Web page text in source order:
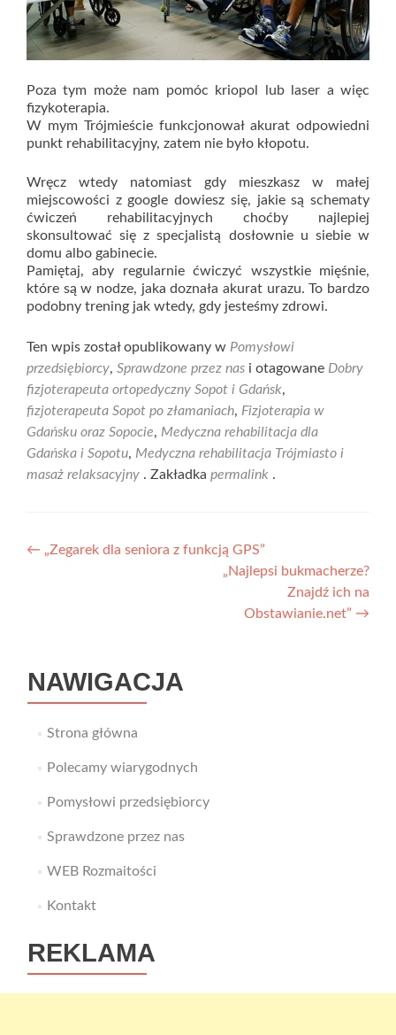
Poza tym może nam pomóc kriopol lub laser a więc
fizykoterapia.
W mym Trójmieście funkcjonował akurat odpowiedni
punkt rehabilitacyjny, zatem nie było kłopotu.
Wręcz wtedy natomiast gdy mieszkasz w małej
miejscowości z google dowiesz się, jakie są schematy
ćwiczeń rehabilitacyjnych choćby najlepiej
skonsultować się z specjalistą dosłownie u siebie w
domu albo gabinecie.
Pamiętaj, aby regularnie ćwiczyć wszystkie mięśnie,
które są w nodze, jaka doznała akurat urazu. To bardzo
podobny trening jak wtedy, gdy jesteśmy zdrowi.
Ten wpis został opublikowany w Pomysłowi
przedsiębiorcy, Sprawdzone przez nas i otagowane Dobry
fizjoterapeuta ortopedyczny Sopot i Gdańsk,
fizjoterapeuta Sopot po złamaniach, Fizjoterapia w
Gdańsku oraz Sopocie, Medyczna rehabilitacja dla
Gdańska i Sopotu, Medyczna rehabilitacja Trójmiasto i
masaż relaksacyjny . Zakładka permalink .
Nawigacja
← „Zegarek dla seniora z funkcją GPS”
„Najlepsi bukmacherze?
Znajdź ich na
Obstawianie.net” →
NAWIGACJA
Strona główna
Polecamy wiarygodnych
Pomysłowi przedsiębiorcy
Sprawdzone przez nas
WEB Rozmaitości
Kontakt
REKLAMA